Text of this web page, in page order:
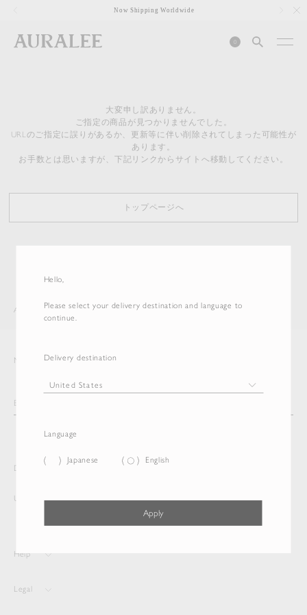
Hello,
Please select your delivery destination and language to
continue.
Delivery destination
Language
Japanese English
Apply
Now Shipping Worldwide
0
大変申し訳ありません。
ご指定の商品が見つかりませんでした。
URLのご指定に誤りがあるか、更新等に伴い削除されてしまった可能性が
あります。
お手数とは思いますが、下記リンクからサイトへ移動してください。
トップページへ
AURALEE ITEM
Newsletter
Delivery destination and Language
United States English
Help
Legal